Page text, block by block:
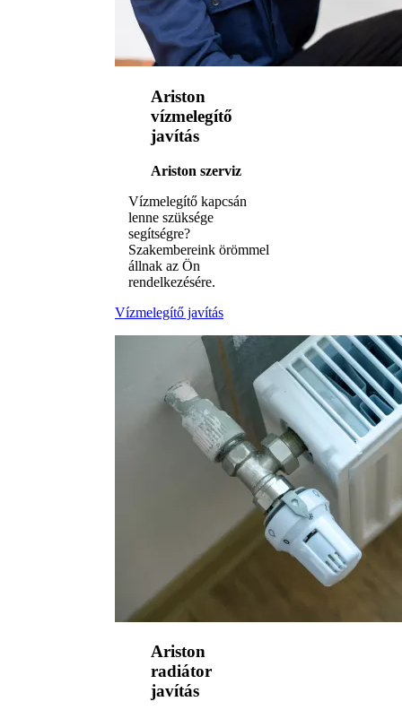
Ariston
vízmelegítő
javítás
Ariston szerviz
Vízmelegítő kapcsán
lenne szüksége
segítségre?
Szakembereink örömmel
állnak az Ön
rendelkezésére.
Vízmelegítő javítás
Ariston
radiátor
javítás